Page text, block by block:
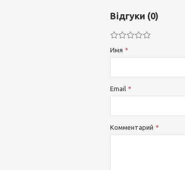
Відгуки (0)
Имя
Email
Комментарий